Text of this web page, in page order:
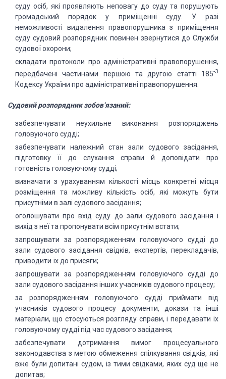
суду осіб, які проявляють неповагу до суду та порушують
громадський порядок у приміщенні суду. У разі
неможливості видалення правопорушника з приміщення
суду судовий розпорядник повинен звернутися до Служби
судової охорони;
складати протоколи про адміністративні правопорушення,
передбачені частинами першою та другою статті 185-3
Кодексу України про адміністративні правопорушення.
Судовий розпорядник зобов’язаний:
забезпечувати неухильне виконання розпоряджень
головуючого судді;
забезпечувати належний стан зали судового засідання,
підготовку її до слухання справи й доповідати про
готовність головуючому судді;
визначати з урахуванням кількості місць конкретні місця
розміщення та можливу кількість осіб, які можуть бути
присутніми в залі судового засідання;
оголошувати про вхід суду до зали судового засідання і
вихід з неї та пропонувати всім присутнім встати;
запрошувати за розпорядженням головуючого судді до
зали судового засідання свідків, експертів, перекладачів,
приводити їх до присяги;
запрошувати за розпорядженням головуючого судді до
зали судового засідання інших учасників судового процесу;
за розпорядженням головуючого судді приймати від
учасників судового процесу документи, докази та інші
матеріали, що стосуються розгляду справи, і передавати їх
головуючому судді під час судового засідання;
забезпечувати дотримання вимог процесуального
законодавства з метою обмеження спілкування свідків, які
вже були допитані судом, із тими свідками, яких суд ще не
допитав;